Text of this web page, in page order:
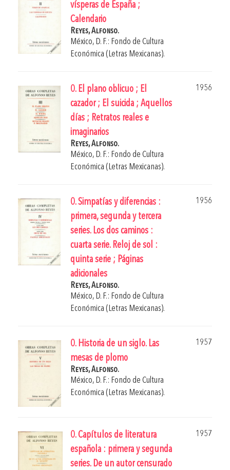
vísperas de España ;
Calendario
Reyes, Alfonso.
México, D. F.: Fondo de Cultura
Económica (Letras Mexicanas).
0. El plano oblicuo ; El
cazador ; El suicida ; Aquellos
días ; Retratos reales e
imaginarios
1956
Reyes, Alfonso.
México, D. F.: Fondo de Cultura
Económica (Letras Mexicanas).
0. Simpatías y diferencias :
primera, segunda y tercera
series. Los dos caminos :
cuarta serie. Reloj de sol :
quinta serie ; Páginas
adicionales
1956
Reyes, Alfonso.
México, D. F.: Fondo de Cultura
Económica (Letras Mexicanas).
0. Historia de un siglo. Las
mesas de plomo
1957
Reyes, Alfonso.
México, D. F.: Fondo de Cultura
Económica (Letras Mexicanas).
0. Capítulos de literatura
española : primera y segunda
series. De un autor censurado
1957